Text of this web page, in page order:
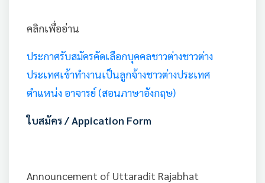
คลิกเพื่ออ่าน
ประกาศรับสมัครคัดเลือกบุคคลชาวต่างชาวต่าง
ประเทศเข้าทำงานเป็นลูกจ้างชาวต่างประเทศ
ตำแหน่ง อาจารย์ (สอนภาษาอังกฤษ)
ใบสมัคร / Appication Form
Announcement of Uttaradit Rajabhat